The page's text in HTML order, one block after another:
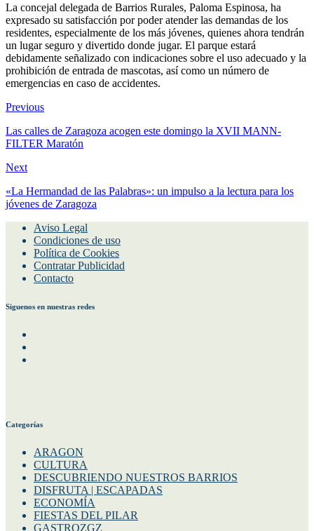
La concejal delegada de Barrios Rurales, Paloma Espinosa, ha
expresado su satisfacción por poder atender las demandas de los
residentes, especialmente de los más jóvenes, quienes ahora tendrán
un lugar seguro y divertido donde jugar. El parque estará
debidamente señalizado con indicaciones sobre el uso adecuado y la
prohibición de entrada de mascotas, así como un número de
emergencias en caso de accidentes.
Previous
Las calles de Zaragoza acogen este domingo la XVII MANN-
FILTER Maratón
Next
«La Hermandad de las Palabras»: un impulso a la lectura para los
jóvenes de Zaragoza
Aviso Legal
Condiciones de uso
Política de Cookies
Contratar Publicidad
Contacto
Siguenos en nuestras redes
Categorías
ARAGON
CULTURA
DESCUBRIENDO NUESTROS BARRIOS
DISFRUTA | ESCAPADAS
ECONOMÍA
FIESTAS DEL PILAR
GASTROZGZ